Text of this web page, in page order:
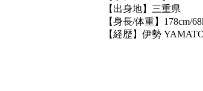
【出身地】三重県
【身長/体重】178cm/
【経歴】伊勢